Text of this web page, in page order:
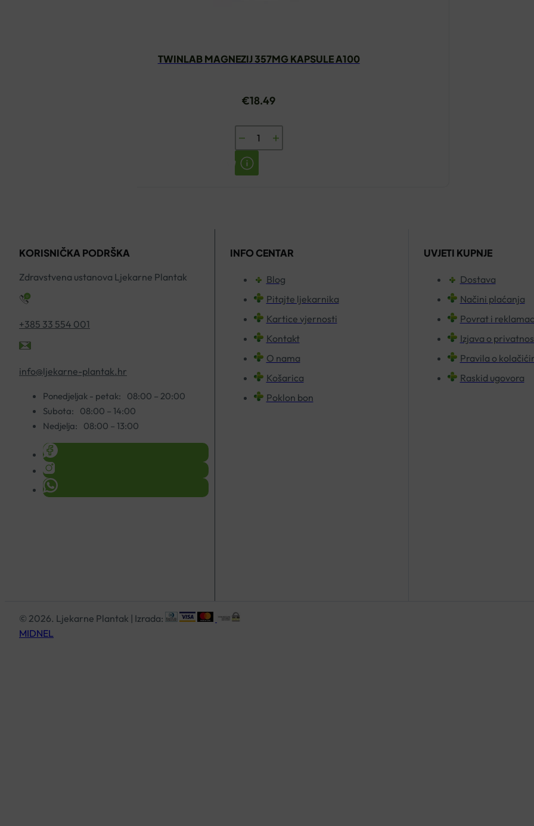
TWINLAB MAGNEZIJ 357MG KAPSULE A100
€18.49
TWINLAB
MAGNEZIJ
357MG
KORISNIČKA PODRŠKA
Zdravstvena ustanova Ljekarne Plantak
+385 33 554 001
info@ljekarne-plantak.hr
Ponedjeljak - petak:
08:00 – 20:00
Subota:
08:00 – 14:00
Nedjelja:
08:00 – 13:00
INFO CENTAR
Blog
Pitajte ljekarnika
Kartice vjernosti
Kontakt
O nama
Košarica
Poklon bon
UVJETI KUPNJE
Dostava
Načini plaćanja
Povrat i
Izjava o
Pravila o
Raskid ugovora
© 2026. Ljekarne Plantak | Izrada:
MIDNEL